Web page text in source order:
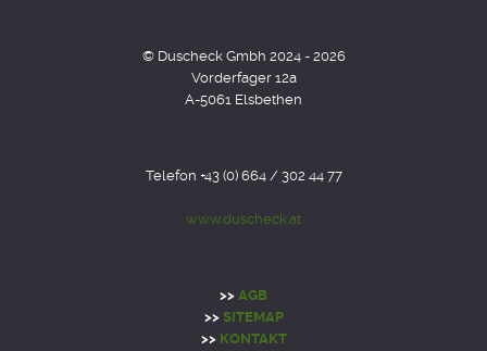
© Duscheck Gmbh 2024 - 2026
Vorderfager 12a
A-5061 Elsbethen
Telefon +43 (0) 664 / 302 44 77
www.duscheck.at
>> AGB
>> SITEMAP
>> KONTAKT